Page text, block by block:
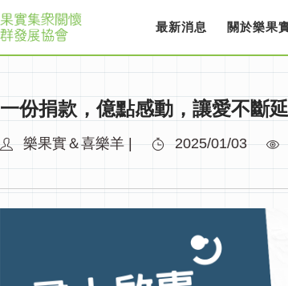
最新消息 關於樂果
一份捐款，億點感動，讓愛不斷
樂果實＆喜樂羊 | 2025/01/03